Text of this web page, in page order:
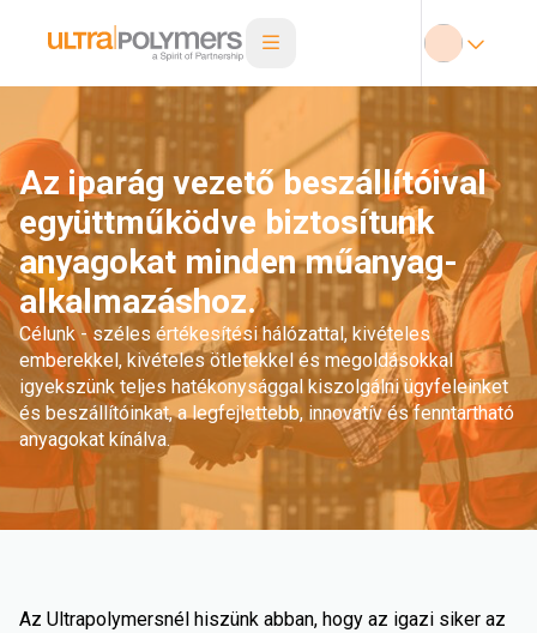
Az iparág vezető beszállítóival
együttműködve biztosítunk
anyagokat minden műanyag-
alkalmazáshoz.
Célunk - széles értékesítési hálózattal, kivételes
emberekkel, kivételes ötletekkel és megoldásokkal
igyekszünk teljes hatékonysággal kiszolgálni ügyfeleinket
és beszállítóinkat, a legfejlettebb, innovatív és fenntartható
anyagokat kínálva.
Az Ultrapolymersnél hiszünk abban, hogy az igazi siker az